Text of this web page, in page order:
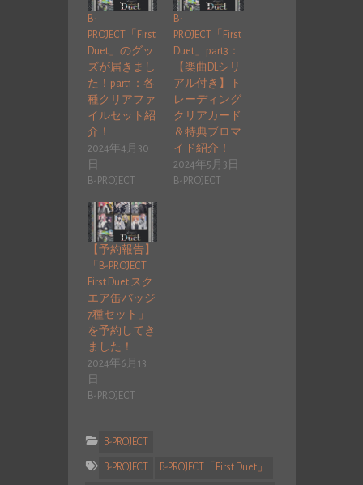
B-
PROJECT「First
Duet」のグッ
ズが届きまし
た！part1：各
種クリアファ
イルセット紹
介！
2024年4月30
日
B-PROJECT
B-
PROJECT「First
Duet」part3：
【楽曲DLシリ
アル付き】ト
レーディング
クリアカード
＆特典ブロマ
イド紹介！
2024年5月3日
B-PROJECT
【予約報告】
「B-PROJECT
First Duet スク
エア缶バッジ
7種セット」
を予約してき
ました！
2024年6月13
日
B-PROJECT
B-PROJECT
B-PROJECT B-PROJECT「First Duet」